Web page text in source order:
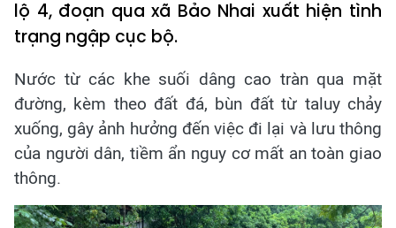
lộ 4, đoạn qua xã Bảo Nhai xuất hiện tình
trạng ngập cục bộ.
Nước từ các khe suối dâng cao tràn qua mặt
đường, kèm theo đất đá, bùn đất từ taluy chảy
xuống, gây ảnh hưởng đến việc đi lại và lưu thông
của người dân, tiềm ẩn nguy cơ mất an toàn giao
thông.